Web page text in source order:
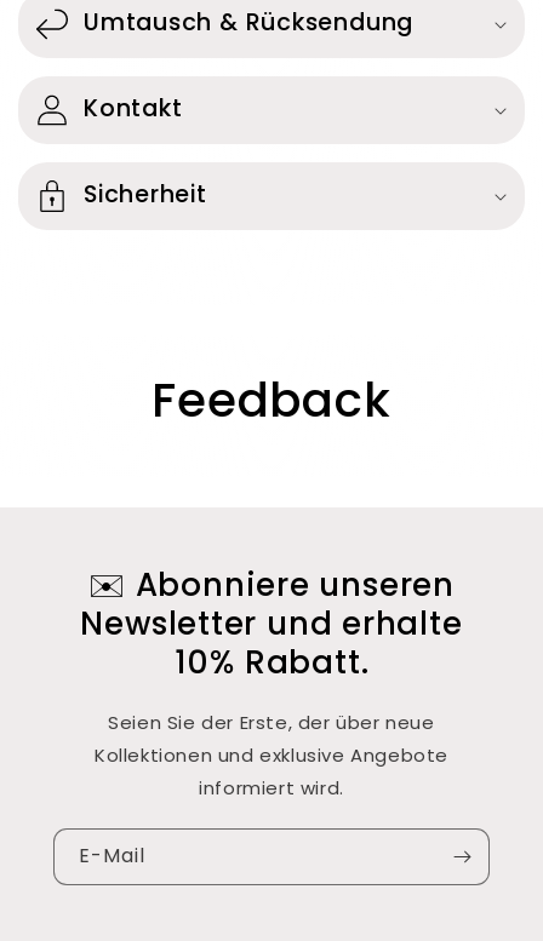
Umtausch & Rücksendung
Kontakt
Sicherheit
Feedback
✉️ Abonniere unseren
Newsletter und erhalte
10% Rabatt.
Seien Sie der Erste, der über neue
Kollektionen und exklusive Angebote
informiert wird.
E-Mail